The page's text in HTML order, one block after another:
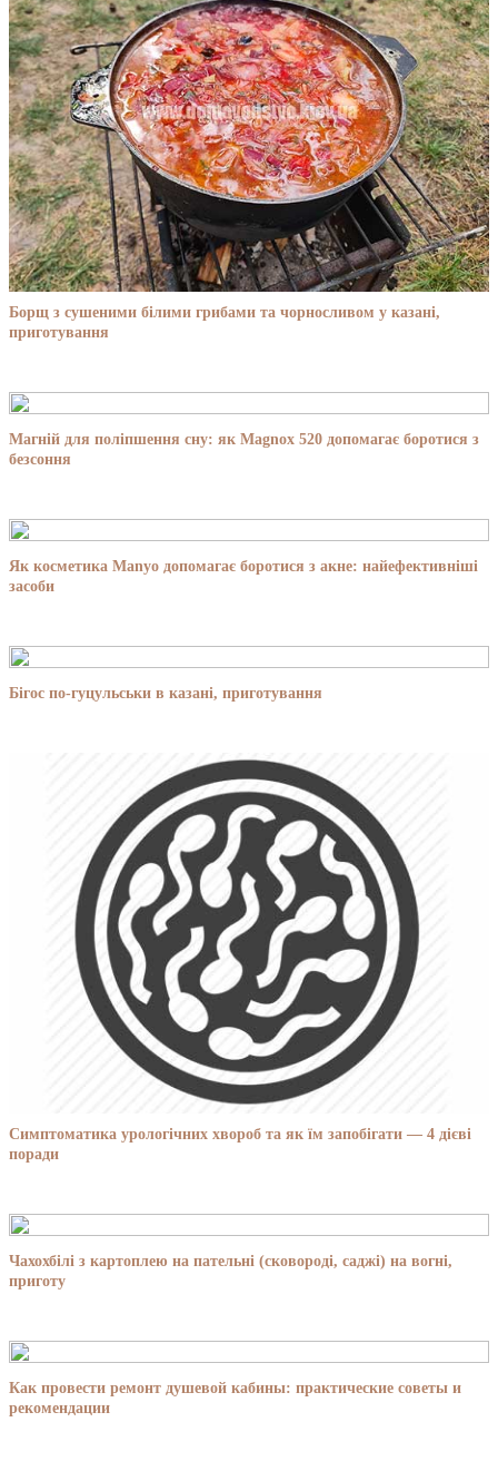
Борщ з сушеними білими грибами та чорносливом у казані,
приготування
Магній для поліпшення сну: як Magnox 520 допомагає боротися з
безсоння
Як косметика Manyo допомагає боротися з акне: найефективніші
засоби
Бігос по-гуцульськи в казані, приготування
Симптоматика урологічних хвороб та як їм запобігати — 4 дієві
поради
Чахохбілі з картоплею на пательні (сковороді, саджі) на вогні,
приготу
Как провести ремонт душевой кабины: практические советы и
рекомендации